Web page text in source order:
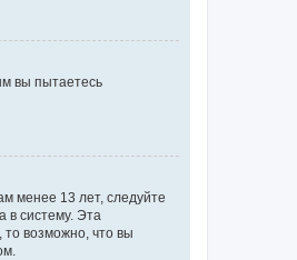
вы пытаетесь
менее 13 лет, следуйте
в систему. Эта
возможно, что вы